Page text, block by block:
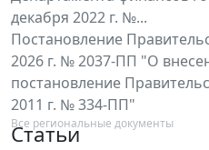
декабря 2022 г. №...
Постановление
2026 г. № 2037-ПП "О
постановление
2011 г. № 334-ПП"
Все региональные документы
Статьи